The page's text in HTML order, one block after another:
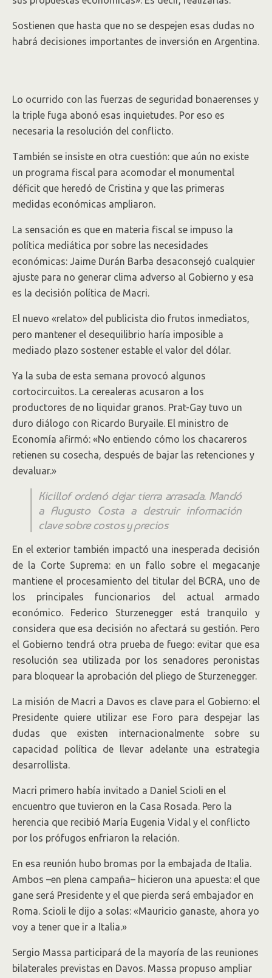
Sostienen que hasta que no se despejen esas dudas no
habrá decisiones importantes de inversión en Argentina.
Lo ocurrido con las fuerzas de seguridad bonaerenses y
la triple fuga abonó esas inquietudes. Por eso es
necesaria la resolución del conflicto.
También se insiste en otra cuestión: que aún no existe
un programa fiscal para acomodar el monumental
déficit que heredó de Cristina y que las primeras
medidas económicas ampliaron.
La sensación es que en materia fiscal se impuso la
política mediática por sobre las necesidades
económicas: Jaime Durán Barba desaconsejó cualquier
ajuste para no generar clima adverso al Gobierno y esa
es la decisión política de Macri.
El nuevo «relato» del publicista dio frutos inmediatos,
pero mantener el desequilibrio haría imposible a
mediado plazo sostener estable el valor del dólar.
Ya la suba de esta semana provocó algunos
cortocircuitos. La cerealeras acusaron a los
productores de no liquidar granos. Prat-Gay tuvo un
duro diálogo con Ricardo Buryaile. El ministro de
Economía afirmó: «No entiendo cómo los chacareros
retienen su cosecha, después de bajar las retenciones y
devaluar.»
Kicillof ordenó dejar tierra arrasada. Mandó
a Augusto Costa a destruir información
clave sobre costos y precios
En el exterior también impactó una inesperada decisión
de la Corte Suprema: en un fallo sobre el megacanje
mantiene el procesamiento del titular del BCRA, uno de
los principales funcionarios del actual armado
económico. Federico Sturzenegger está tranquilo y
considera que esa decisión no afectará su gestión. Pero
el Gobierno tendrá otra prueba de fuego: evitar que esa
resolución sea utilizada por los senadores peronistas
para bloquear la aprobación del pliego de Sturzenegger.
La misión de Macri a Davos es clave para el Gobierno: el
Presidente quiere utilizar ese Foro para despejar las
dudas que existen internacionalmente sobre su
capacidad política de llevar adelante una estrategia
desarrollista.
Macri primero había invitado a Daniel Scioli en el
encuentro que tuvieron en la Casa Rosada. Pero la
herencia que recibió María Eugenia Vidal y el conflicto
por los prófugos enfriaron la relación.
En esa reunión hubo bromas por la embajada de Italia.
Ambos –en plena campaña– hicieron una apuesta: el que
gane será Presidente y el que pierda será embajador en
Roma. Scioli le dijo a solas: «Mauricio ganaste, ahora yo
voy a tener que ir a Italia.»
Sergio Massa participará de la mayoría de las reuniones
bilaterales previstas en Davos. Massa propuso ampliar